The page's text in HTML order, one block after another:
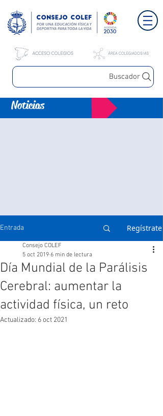
Buscador
Noticias
Entrada Regístrate
Día Mundial de la Parálisis
Cerebral: aumentar la
actividad física, un reto
Consejo COLEF
5 oct 2019 6 min de lectura
Actualizado: 6 oct 2021